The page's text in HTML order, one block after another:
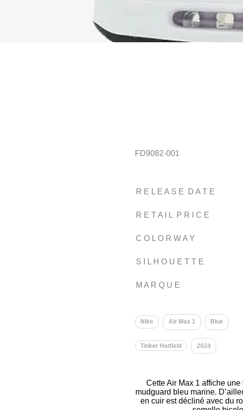
FD9082-001
R E L E A S E D A T E
R E T A I L P R I C E
C O L O R W A Y
S I L H O U E T T E
M A R Q U E
Nike Air Max 1 Blue
Tinker Hatfield 2024
Cette Air Max 1 affiche
mudguard bleu marine.
en cuir est décliné avec du